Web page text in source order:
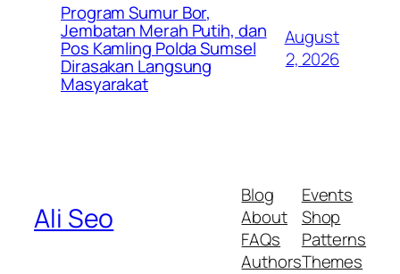
Program Sumur Bor,
Jembatan Merah Putih, dan
Pos Kamling Polda Sumsel
Dirasakan Langsung
Masyarakat
August
2, 2026
Ali Seo
Blog
About
FAQs
Authors
Events
Shop
Patterns
Themes